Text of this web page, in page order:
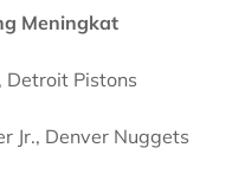
Meningkat
Detroit Pistons
Jr., Denver Nuggets